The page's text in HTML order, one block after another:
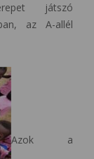
játszó
az A-allél
Azok a